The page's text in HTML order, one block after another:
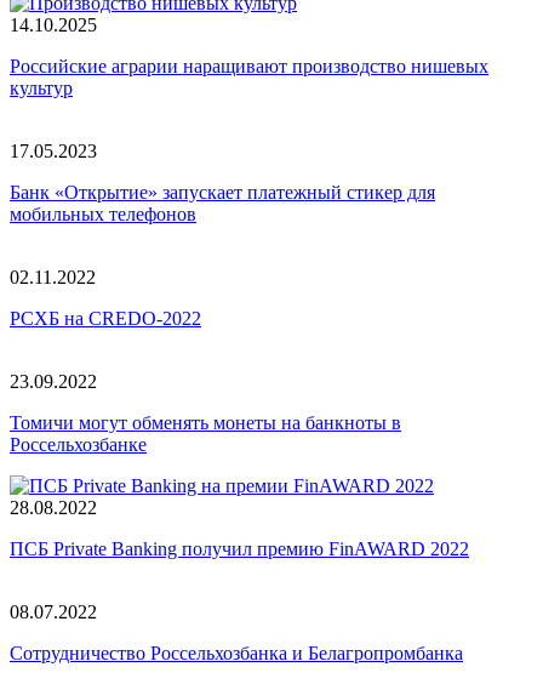
14.10.2025
Российские аграрии наращивают производство нишевых
культур
17.05.2023
Банк «Открытие» запускает платежный стикер для
мобильных телефонов
02.11.2022
РСХБ на CREDO-2022
23.09.2022
Томичи могут обменять монеты на банкноты в
Россельхозбанке
28.08.2022
ПСБ Private Banking получил премию FinAWARD 2022
08.07.2022
Сотрудничество Россельхозбанка и Белагропромбанка